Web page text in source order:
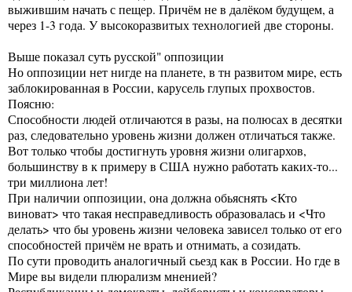
выжившим начать с пещер. Причём не в далёком будущем, а
через 1-3 года. У высокоразвитых технологией две стороны.
Выше показал суть русской" оппозиции
Но оппозиции нет нигде на планете, в тн развитом мире, есть
заблокированная в России, карусель глупых прохвостов.
Поясню:
Способности людей отличаются в разы, на полюсах в десятки
раз, следовательно уровень жизни должен отличаться также.
Вот только чтобы достигнуть уровня жизни олигархов,
большинству в к примеру в США нужно работать каких-то...
три миллиона лет!
При наличии оппозиции, она должна обьяснять <Кто
виноват> что такая несправедливость образовалась и <Что
делать> что бы уровень жизни человека зависел только от его
способностей причём не врать и отнимать, а созидать.
По сути проводить аналогичный сьезд как в России. Но где в
Мире вы видели плюрализм мненией?